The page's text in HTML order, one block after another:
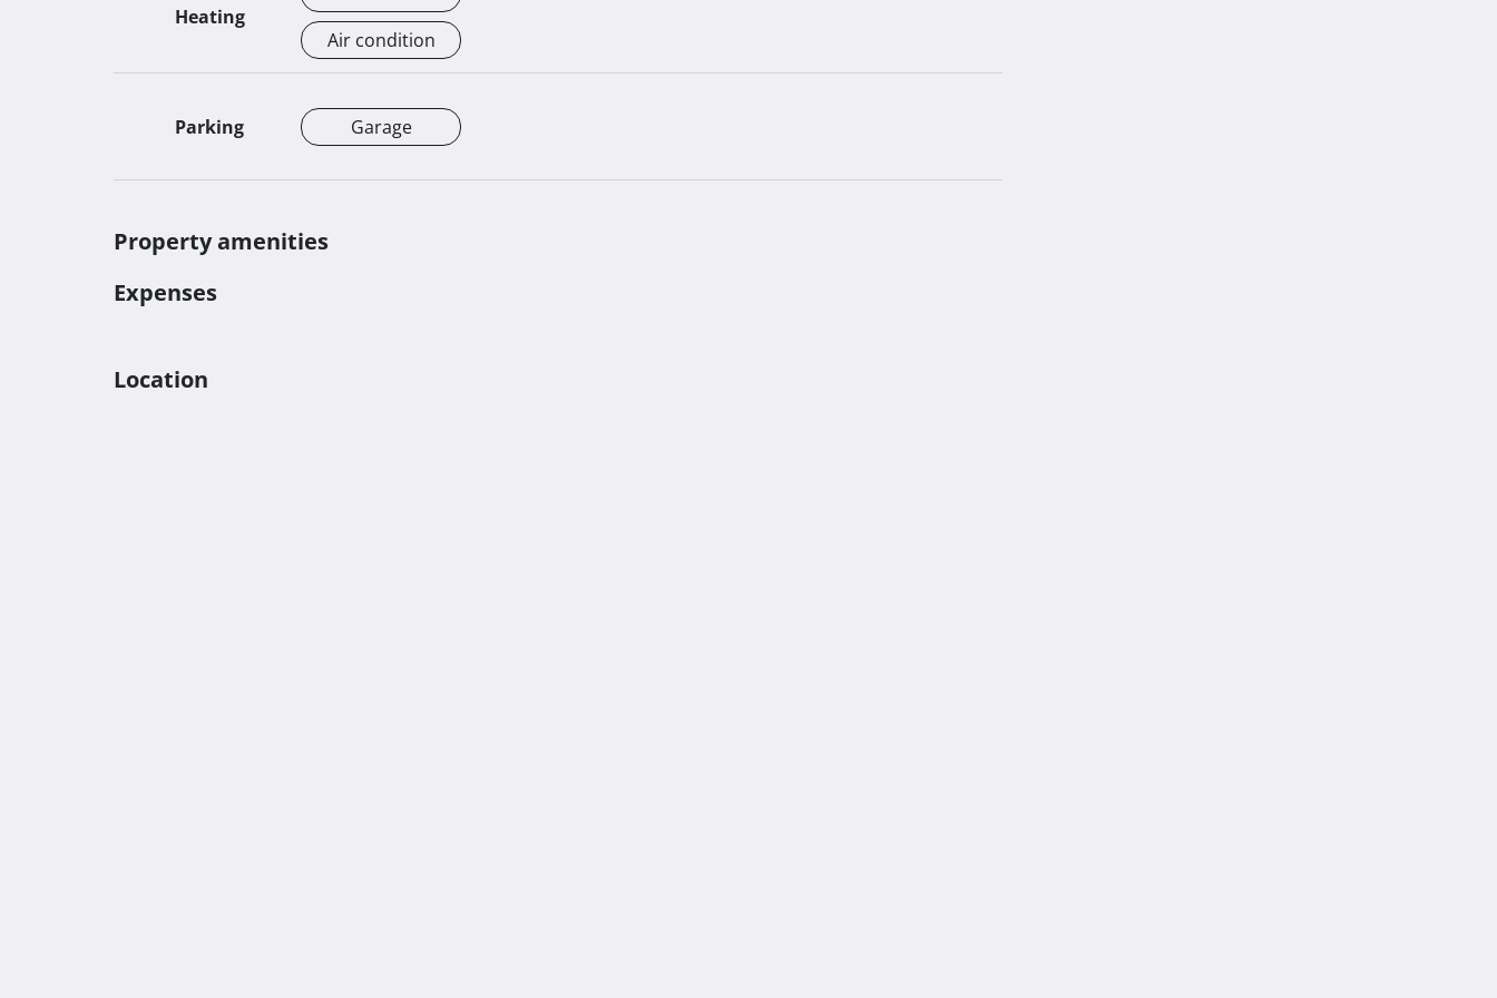
Heating
Air condition
Parking Garage
Property amenities
Expenses
Location